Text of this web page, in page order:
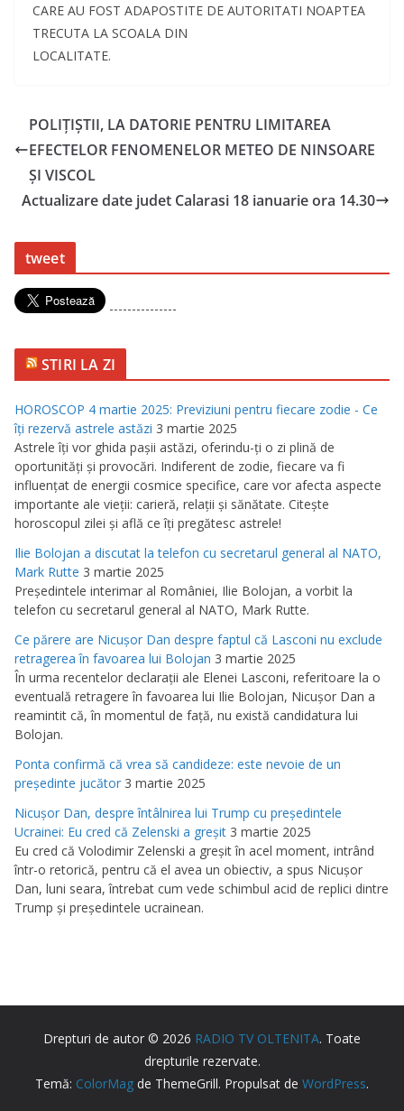
CARE AU FOST ADAPOSTITE DE AUTORITATI NOAPTEA
TRECUTA LA SCOALA DIN
LOCALITATE.
POLIŢIŞTII, LA DATORIE PENTRU LIMITAREA
EFECTELOR FENOMENELOR METEO DE NINSOARE
ŞI VISCOL
Actualizare date judet Calarasi 18 ianuarie ora 14.30
tweet
---------------
STIRI LA ZI
HOROSCOP 4 martie 2025: Previziuni pentru fiecare zodie - Ce
îţi rezervă astrele astăzi 3 martie 2025
Astrele îţi vor ghida paşii astăzi, oferindu-ţi o zi plină de
oportunităţi şi provocări. Indiferent de zodie, fiecare va fi
influenţat de energii cosmice specifice, care vor afecta aspecte
importante ale vieţii: carieră, relaţii şi sănătate. Citeşte
horoscopul zilei şi află ce îţi pregătesc astrele!
Ilie Bolojan a discutat la telefon cu secretarul general al NATO,
Mark Rutte 3 martie 2025
Preşedintele interimar al României, Ilie Bolojan, a vorbit la
telefon cu secretarul general al NATO, Mark Rutte.
Ce părere are Nicuşor Dan despre faptul că Lasconi nu exclude
retragerea în favoarea lui Bolojan 3 martie 2025
În urma recentelor declaraţii ale Elenei Lasconi, referitoare la o
eventuală retragere în favoarea lui Ilie Bolojan, Nicuşor Dan a
reamintit că, în momentul de faţă, nu există candidatura lui
Bolojan.
Ponta confirmă că vrea să candideze: este nevoie de un
preşedinte jucător 3 martie 2025
Nicuşor Dan, despre întâlnirea lui Trump cu preşedintele
Ucrainei: Eu cred că Zelenski a greşit 3 martie 2025
Eu cred că Volodimir Zelenski a greşit în acel moment, intrând
într-o retorică, pentru că el avea un obiectiv, a spus Nicuşor
Dan, luni seara, întrebat cum vede schimbul acid de replici dintre
Trump şi preşedintele ucrainean.
Drepturi de autor © 2026 RADIO TV OLTENITA. Toate
drepturile rezervate.
Temă: ColorMag de ThemeGrill. Propulsat de WordPress.